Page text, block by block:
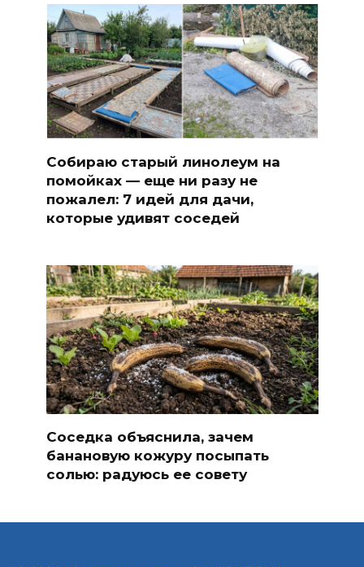
Собираю старый линолеум на
помойках — еще ни разу не
пожалел: 7 идей для дачи,
которые удивят соседей
Соседка объяснила, зачем
банановую кожуру посыпать
солью: радуюсь ее совету